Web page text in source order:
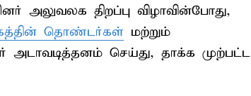
அலுவலக திறப்பு விழாவின்போது,
தொண்டர்கள் மற்றும்
அடாவடித்தனம் செய்து, தாக்க முற்பட்ட